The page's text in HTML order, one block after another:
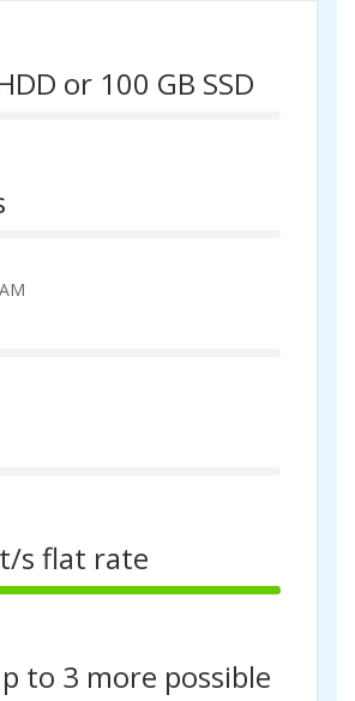
or 100 GB SSD
s flat rate
to 3 more possible